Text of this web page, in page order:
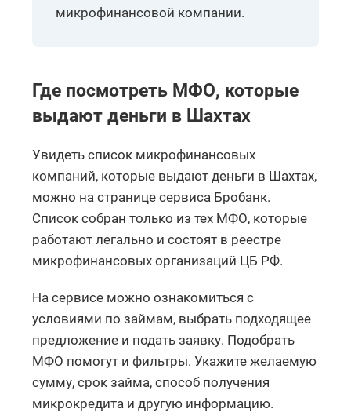
микрофинансовой компании.
Где посмотреть МФО, которые
выдают деньги в Шахтах
Увидеть список микрофинансовых
компаний, которые выдают деньги в Шахтах,
можно на странице сервиса Бробанк.
Список собран только из тех МФО, которые
работают легально и состоят в реестре
микрофинансовых организаций ЦБ РФ.
На сервисе можно ознакомиться с
условиями по займам, выбрать подходящее
предложение и подать заявку. Подобрать
МФО помогут и фильтры. Укажите желаемую
сумму, срок займа, способ получения
микрокредита и другую информацию.